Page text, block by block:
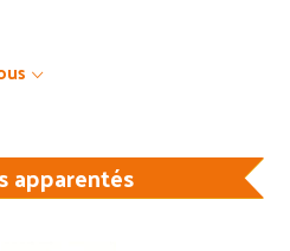
apparentés